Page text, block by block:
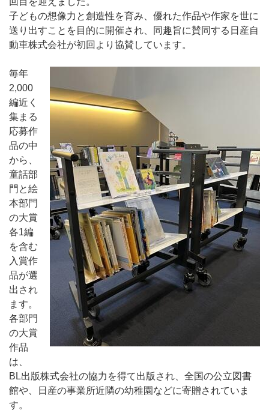
子どもの想像力と創造性を育み、優れた作品や作家を世に
送り出すことを目的に開催され、同趣旨に賛同する日産自
動車株式会社が初回より協賛しています。
毎年
2,000
編近く
集まる
応募作
品の中
から、
童話部
門と絵
本部門
の大賞
各1編
を含む
入賞作
品が選
出され
ます。
各部門
の大賞
作品
は、
BL出版株式会社の協力を得て出版され、全国の公立図書
館や、日産の事業所近隣の幼稚園などに寄贈されていま
す。